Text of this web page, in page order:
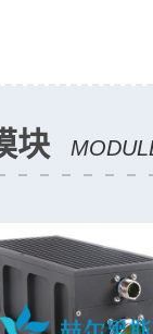
块